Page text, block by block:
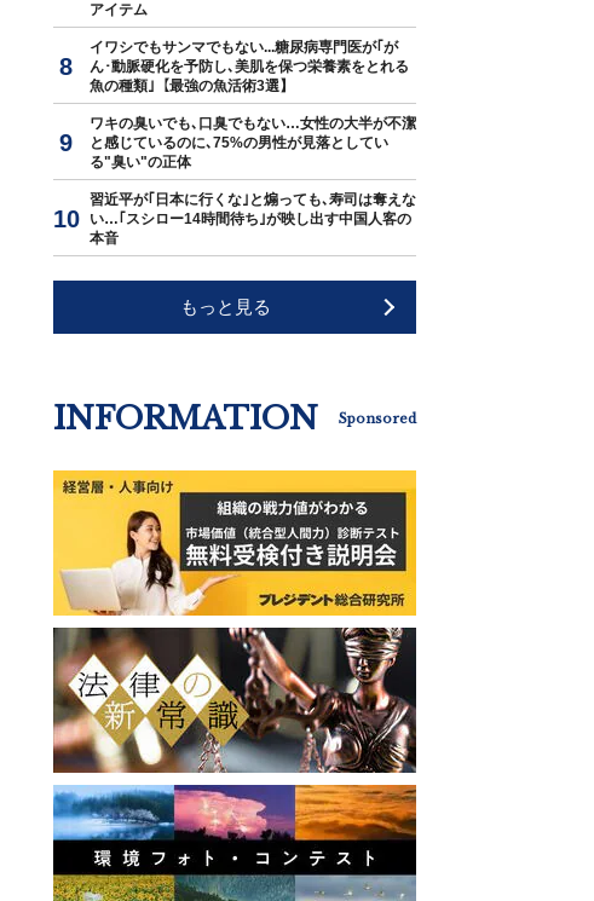
アイテム
イワシでもサンマでもない...糖尿病専門医が｢が
ん･動脈硬化を予防し､美肌を保つ栄養素をとれる
魚の種類｣【最強の魚活術3選】
ワキの臭いでも､口臭でもない…女性の大半が不潔
と感じているのに､75%の男性が見落としてい
る"臭い"の正体
習近平が｢日本に行くな｣と煽っても､寿司は奪えな
い…｢スシロー14時間待ち｣が映し出す中国人客の
本音
もっと見る
INFORMATION Sponsored